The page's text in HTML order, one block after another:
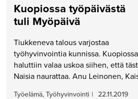
Kuopiossa työpäivästä
tuli Myöpäivä
Tiukkeneva talous varjostaa
työhyvinvointia kunnissa.
haluttiin valaa uskoa siihen, että
Naisia naurattaa. Anu Leinonen,
Työelämä, Työhyvinvointi | 22.11.2019